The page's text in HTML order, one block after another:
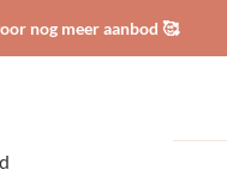
nog meer aanbod 🥰